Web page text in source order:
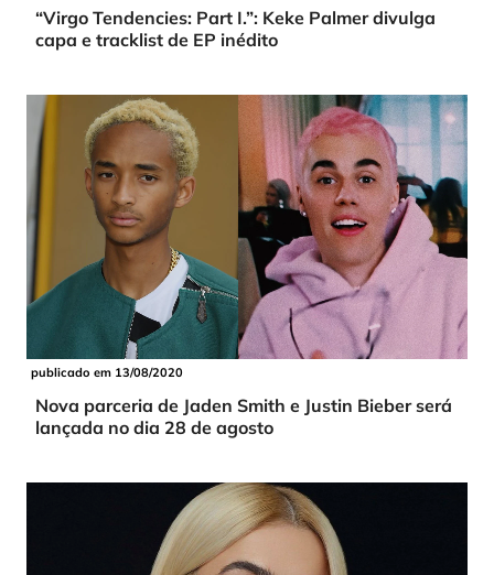
“Virgo Tendencies: Part I.”: Keke Palmer divulga
capa e tracklist de EP inédito
publicado em 13/08/2020
Nova parceria de Jaden Smith e Justin Bieber será
lançada no dia 28 de agosto